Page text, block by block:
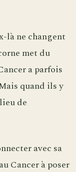
là ne changent
met du
a parfois
quand ils y
de
avec sa
Cancer à poser